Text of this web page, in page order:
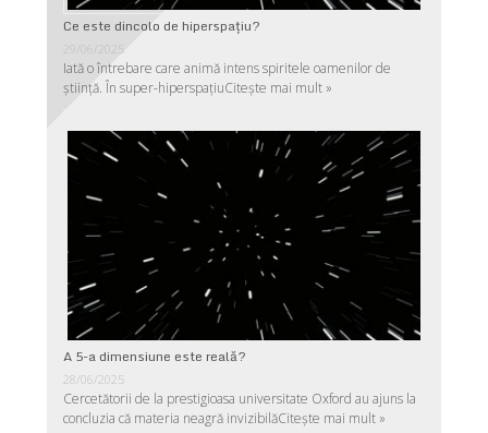
Ce este dincolo de hiperspaţiu?
29/06/2025
Iată o întrebare care animă intens spiritele oamenilor de
ştiinţă. În super-hiperspaţiuCitește mai mult »
A 5-a dimensiune este reală?
28/06/2025
Cercetătorii de la prestigioasa universitate Oxford au ajuns la
concluzia că materia neagră invizibilăCitește mai mult »